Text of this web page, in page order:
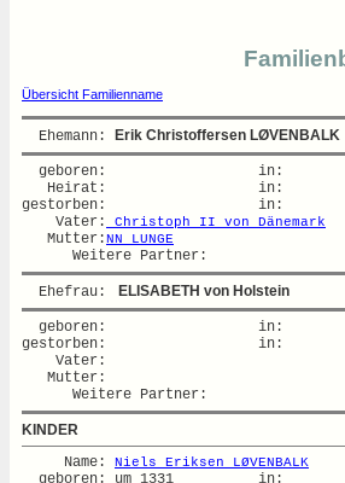
Übersicht Familienname
  Ehemann:
Erik Christoffersen LØVENBALK
  geboren:                  in:
   Heirat:                  in:
gestorben:                  in:
    Vater:
Christoph II von Dänemark
   Mutter:
NN LUNGE
  Ehefrau:
ELISABETH von Holstein
  geboren:                  in:
gestorben:                  in:
    Vater:
   Mutter:
KINDER
     Name:
Niels Eriksen LØVENBALK
  geboren: um 1331          in: